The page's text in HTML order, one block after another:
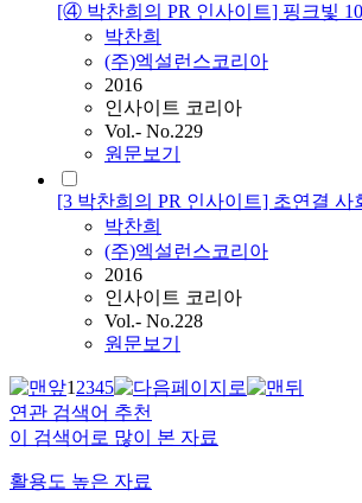
[④ 박찬희의 PR 인사이트] 핑크빛
박찬희
(주)엑설런스코리아
2016
인사이트 코리아
Vol.- No.229
원문보기
[3 박찬희의 PR 인사이트] 초연결 사
박찬희
(주)엑설런스코리아
2016
인사이트 코리아
Vol.- No.228
원문보기
12345
연관 검색어 추천
이 검색어로 많이 본 자료
활용도 높은 자료